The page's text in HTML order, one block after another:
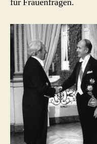
für Frauenfragen.